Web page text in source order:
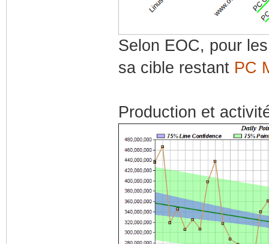
Selon EOC, pour
sa cible restant PC
Production et